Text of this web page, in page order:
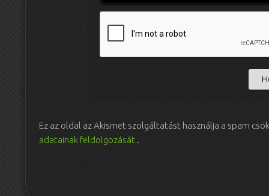
Ez az oldal az Akismet szolgáltatást használja a spam
adatainak feldolgozását .